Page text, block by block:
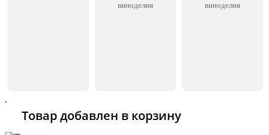
виноделия
виноделия
.
Товар добавлен в корзину